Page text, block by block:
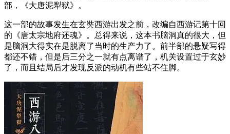
部，《大唐泥犁狱》。
这一部的故事发生在玄奘西游出发之前，改编自西游记第十回
的《唐太宗地府还魂》。总得来说，这本书脑洞真的很大，但
是脑洞大得实在是脱离了当时的生产力了。前半部的悬疑写得
都还不错，但是后三分之一就有点离谱了，机关设置过于玄妙
了，而且结局后才发现反派的动机有些站不住脚。